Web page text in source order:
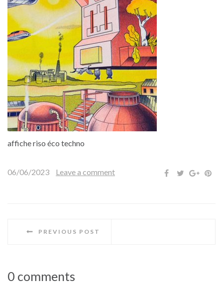
affiche riso éco techno
06/06/2023 Leave a comment
PREVIOUS POST
0 comments